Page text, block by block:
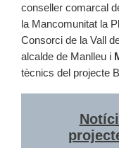
conseller comarcal
la Mancomunitat la
Consorci de la Vall
alcalde de Manlleu i
tècnics del projecte